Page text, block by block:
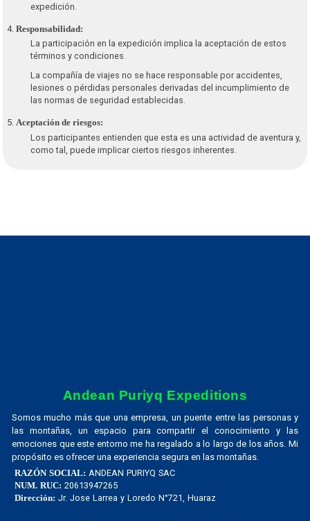
expedición.
Responsabilidad:
La participación en la expedición implica la aceptación de estos
términos y condiciones.
La compañía de viajes no se hace responsable por accidentes,
lesiones o pérdidas personales derivadas del incumplimiento de
las normas de seguridad establecidas.
Aceptación de riesgos:
Los participantes entienden que esta es una actividad de aventura y,
como tal, puede implicar ciertos riesgos inherentes.
Andean Puriyq Expeditions
Somos mucho más que una empresa, un puente entre las personas y
las montañas, un espacio para compartir el conocimiento y las
emociones que este entorno me ha regalado a lo largo de los años. Mi
propósito es ofrecer una experiencia segura en las montañas.
RAZÓN SOCIAL: ANDEAN PURIYQ SAC
NUM. RUC: 20613947265
Dirección: Jr. Jose Larrea y Loredo N°721, Huaraz